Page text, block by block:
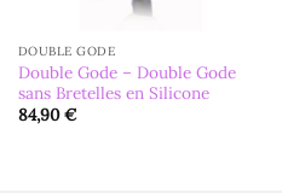
DOUBLE GODE
Double Gode – Double Gode
sans Bretelles en Silicone
84,90€